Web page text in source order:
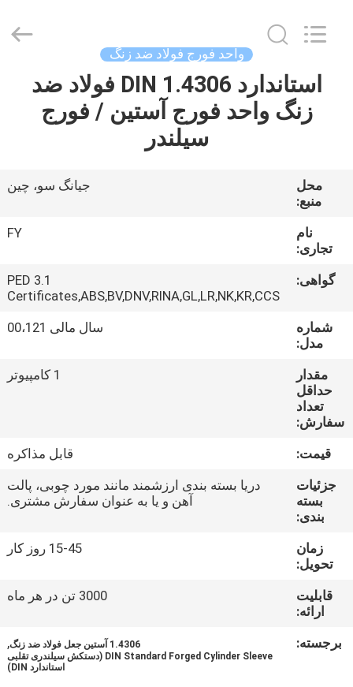
صفحه
اصلی
فیلم
های
درباره
کارخانه
کنترل
تماس
بگیرید
اخبار
واحد فورج فولاد ضد زنگ
استاندارد DIN 1.4306 فولاد ضد
زنگ واحد فورج آستین / فورج
سیلندر
محل
منبع:
جیانگ سو، چین
نام
تجاری:
FY
گواهی:
PED 3.1
Certificates,ABS,BV,DNV,RINA,GL,LR,NK,KR,CCS
شماره
مدل:
سال مالی 00،121
مقدار
حداقل
تعداد
سفارش:
1 کامپیوتر
قیمت:
قابل مذاکره
جزئیات
بسته
بندی:
دریا بسته بندی ارزشمند مانند مورد چوبی، پالت
آهن و یا به عنوان سفارش مشتری.
زمان
تحویل:
15-45 روز کار
قابلیت
ارائه:
3000 تن در هر ماه
برجسته: 1.4306 آستین جعل فولاد ضد زنگ ,
DIN Standard Forged Cylinder Sleeve (دستکش سیلندری تقلبی
استاندارد DIN)